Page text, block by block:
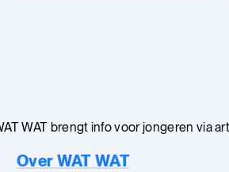
WAT brengt info voor jongeren via
Over WAT WAT